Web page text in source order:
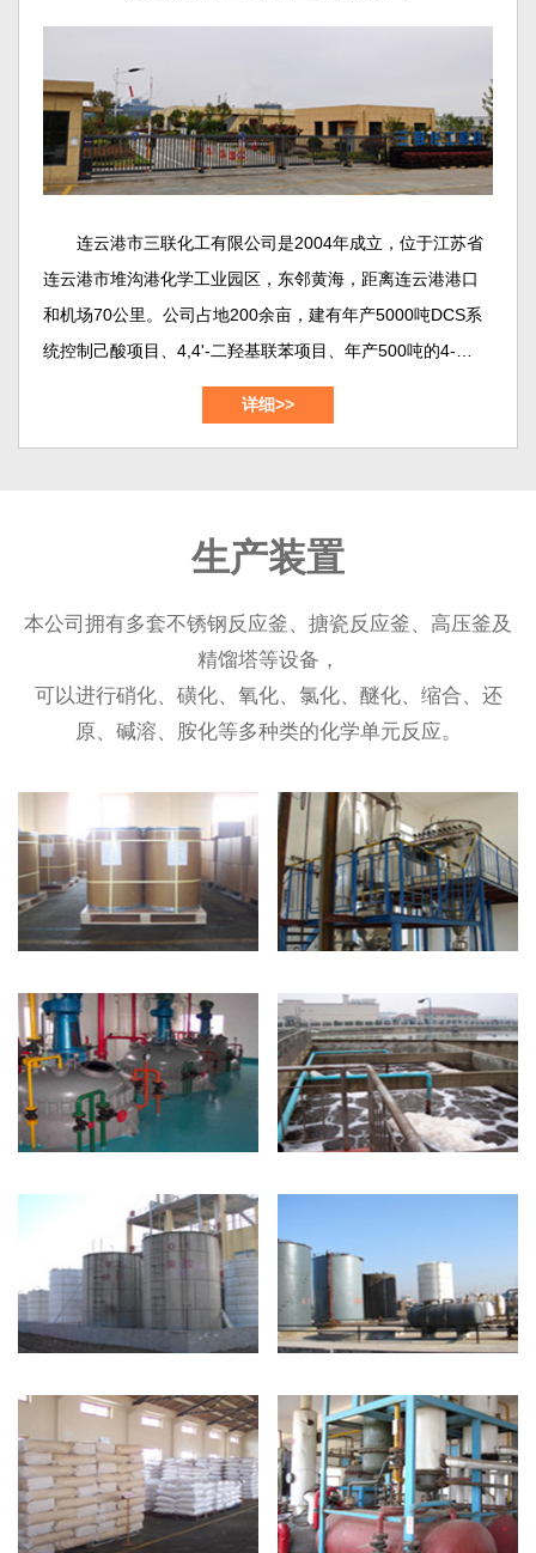
连云港市三联化工有限公司是2004年成立，位于江苏省
连云港市堆沟港化学工业园区，东邻黄海，距离连云港港口
和机场70公里。公司占地200余亩，建有年产5000吨DCS系
统控制己酸项目、4,4'-二羟基联苯项目、年产500吨的4-羟基
联苯项目、年产1500吨的1,2-苯并异噻唑啉-3-酮（BIT）项
目，年产700吨的3,5-二氯苯甲酰氯项目，年产1000吨间苯二
详细>>
生产装置
本公司拥有多套不锈钢反应釜、搪瓷反应釜、高压釜及
精馏塔等设备，
可以进行硝化、磺化、氧化、氯化、醚化、缩合、还
原、碱溶、胺化等多种类的化学单元反应。